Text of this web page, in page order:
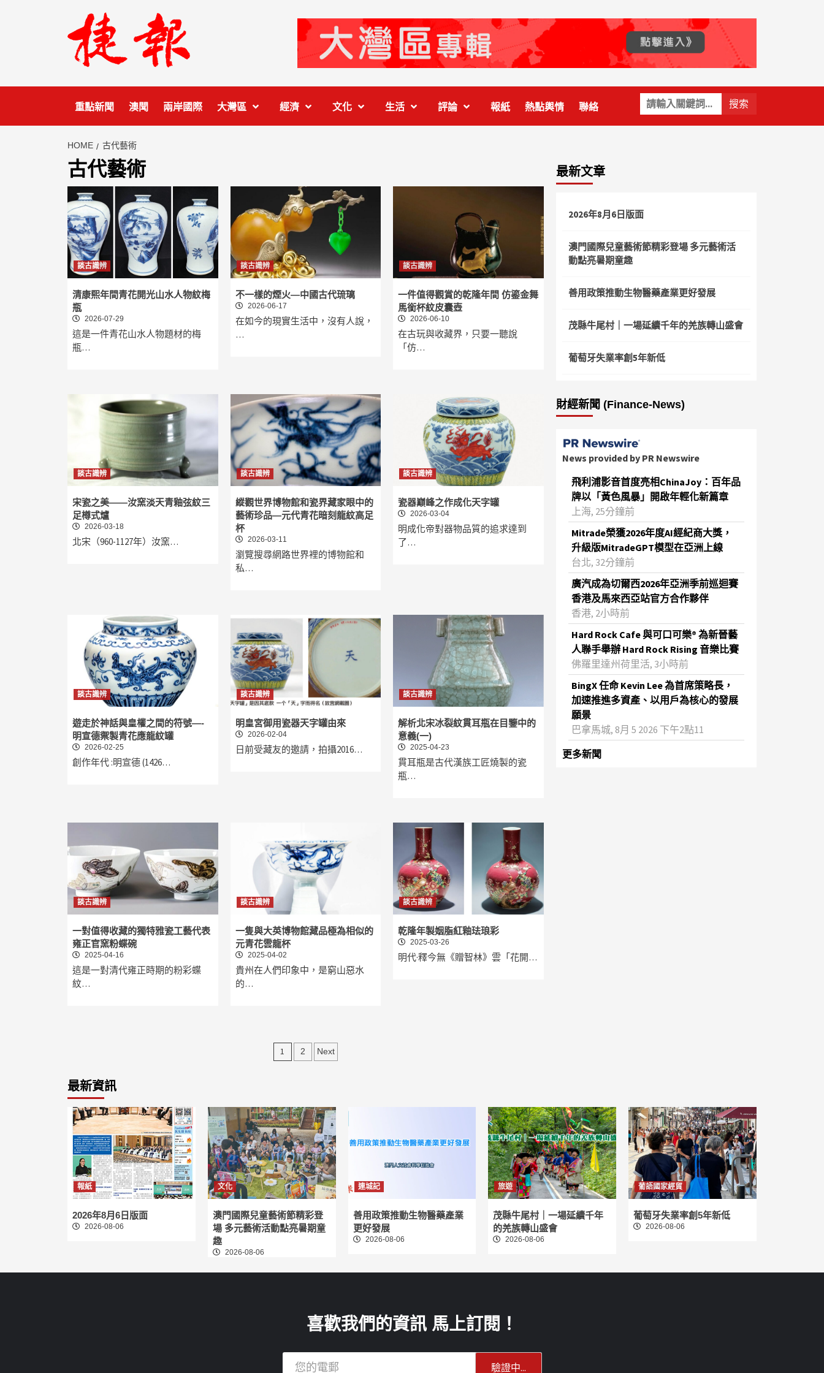
關
鍵
字:
重點新聞 澳聞 兩岸國際 大灣區 經濟 文化 生活 評論 報紙 熱點輿情 聯絡
HOME 古代藝術
古代藝術
談古識辨
清康熙年間青花開光山水人物紋梅
瓶
2026-07-29
這是一件青花山水人物題材的梅
瓶…
談古識辨
不一樣的煙火—中國古代琉璃
2026-06-17
在如今的現實生活中，沒有人說，
…
談古識辨
一件值得觀賞的乾隆年間 仿鎏金舞
馬銜杯紋皮囊壺
2026-06-10
在古玩與收藏界，只要一聽說
「仿…
談古識辨
宋瓷之美——汝窯淡天青釉弦紋三
足樽式爐
2026-03-18
北宋（960-1127年）汝窯…
談古識辨
縱觀世界博物館和瓷界藏家眼中的
藝術珍品—元代青花暗刻龍紋高足
杯
2026-03-11
瀏覽搜尋網路世界裡的博物館和
私…
談古識辨
瓷器巔峰之作成化天字罐
2026-03-04
明成化帝對器物品質的追求達到
了…
談古識辨
遊走於神話與皇權之間的符號—-
明宣德禦製青花應龍紋罐
2026-02-25
創作年代 :明宣德 (1426…
談古識辨
明皇宮御用瓷器天字罐由來
2026-02-04
日前受藏友的邀請，拍攝2016…
談古識辨
解析北宋冰裂紋貫耳瓶在目鑒中的
意義(一)
2025-04-23
貫耳瓶是古代漢族工匠燒製的瓷
瓶…
談古識辨
一對值得收藏的獨特雅瓷工藝代表
雍正官窯粉蝶碗
2025-04-16
這是一對清代雍正時期的粉彩蝶
紋…
談古識辨
一隻與大英博物館藏品極為相似的
元青花雲龍杯
2025-04-02
貴州在人們印象中，是窮山惡水
的…
談古識辨
乾隆年製姻脂紅釉珐琅彩
2025-03-26
明代·釋今無《贈智林》雲「花開…
文
頁
1 2 Next
最新文章
2026年8月6日版面
澳門國際兒童藝術節精彩登場 多元藝術活
動點亮暑期童趣
善用政策推動生物醫藥產業更好發展
茂縣牛尾村｜一場延續千年的羌族轉山盛會
葡萄牙失業率創5年新低
財經新聞 (Finance-News)
News provided by PR Newswire
飛利浦影音首度亮相ChinaJoy：百年品
牌以「黃色風暴」開啟年輕化新篇章
上海, 25分鐘前
Mitrade榮獲2026年度AI經紀商大獎，
升級版MitradeGPT模型在亞洲上線
台北, 32分鐘前
廣汽成為切爾西2026年亞洲季前巡迴賽
香港及馬來西亞站官方合作夥伴
香港, 2小時前
Hard Rock Cafe 與可口可樂® 為新晉藝
人聯手舉辦 Hard Rock Rising 音樂比賽
佛羅里達州荷里活, 3小時前
BingX 任命 Kevin Lee 為首席策略長，
加速推進多資產、以用戶為核心的發展
願景
巴拿馬城, 8月 5 2026 下午2點11
更多新聞
最新資訊
報紙
2026年8月6日版面
2026-08-06
文化
澳門國際兒童藝術節精彩登
場 多元藝術活動點亮暑期童
趣
2026-08-06
連城記
善用政策推動生物醫藥產業
更好發展
2026-08-06
旅遊
茂縣牛尾村｜一場延續千年
的羌族轉山盛會
2026-08-06
葡語國家經貿
葡萄牙失業率創5年新低
2026-08-06
喜歡我們的資訊 馬上訂閱！